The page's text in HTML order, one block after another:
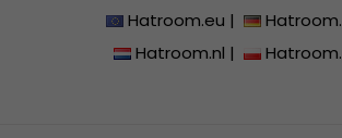
Hatroom.eu |
Hatroom.nl |